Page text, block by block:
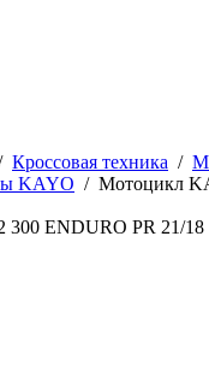
Кроссовая техника /
KAYO / Мотоцикл
ENDURO PR 21/18